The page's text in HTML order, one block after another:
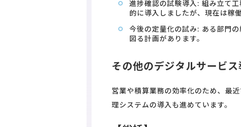
進捗確認の試験導入: 組み立て
的に導入しましたが、現在は稼
今後の定量化の試み: ある部門
図る計画があります。
その他のデジタルサービ
営業や積算業務の効率化のため、最
理システムの導入も進めています。